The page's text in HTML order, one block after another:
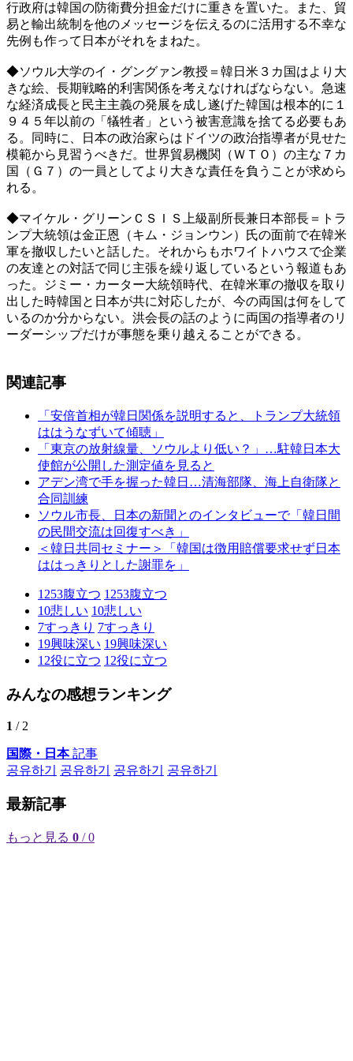
行政府は韓国の防衛費分担金だけに重きを置いた。また、貿
易と輸出統制を他のメッセージを伝えるのに活用する不幸な
先例も作って日本がそれをまねた。
◆ソウル大学のイ・グングァン教授＝韓日米３カ国はより大
きな絵、長期戦略的利害関係を考えなければならない。急速
な経済成長と民主主義の発展を成し遂げた韓国は根本的に１
９４５年以前の「犠牲者」という被害意識を捨てる必要もあ
る。同時に、日本の政治家らはドイツの政治指導者が見せた
模範から見習うべきだ。世界貿易機関（ＷＴＯ）の主な７カ
国（Ｇ７）の一員としてより大きな責任を負うことが求めら
れる。
◆マイケル・グリーンＣＳＩＳ上級副所長兼日本部長＝トラ
ンプ大統領は金正恩（キム・ジョンウン）氏の面前で在韓米
軍を撤収したいと話した。それからもホワイトハウスで企業
の友達との対話で同じ主張を繰り返しているという報道もあ
った。ジミー・カーター大統領時代、在韓米軍の撤収を取り
出した時韓国と日本が共に対応したが、今の両国は何をして
いるのか分からない。洪会長の話のように両国の指導者のリ
ーダーシップだけが事態を乗り越えることができる。
関連記事
「安倍首相が韓日関係を説明すると、トランプ大統領
ははうなずいて傾聴」
「東京の放射線量、ソウルより低い？」…駐韓日本大
使館が公開した測定値を見ると
アデン湾で手を握った韓日…清海部隊、海上自衛隊と
合同訓練
ソウル市長、日本の新聞とのインタビューで「韓日間
の民間交流は回復すべき」
＜韓日共同セミナー＞「韓国は徴用賠償要求せず日本
ははっきりとした謝罪を」
1253腹立つ 1253腹立つ
10悲しい 10悲しい
7すっきり 7すっきり
19興味深い 19興味深い
12役に立つ 12役に立つ
みんなの感想ランキング
1 / 2
国際・日本記事
공유하기
공유하기 공유하기 공유하기
最新記事
もっと見る 0 / 0